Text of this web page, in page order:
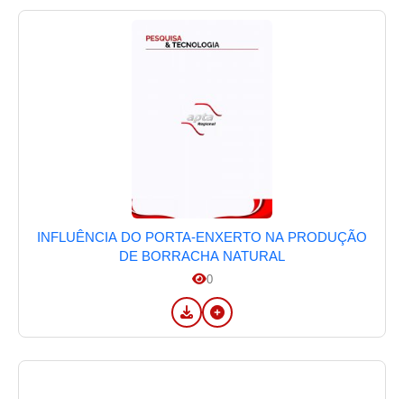
INFLUÊNCIA DO PORTA-ENXERTO NA PRODUÇÃO
DE BORRACHA NATURAL
0